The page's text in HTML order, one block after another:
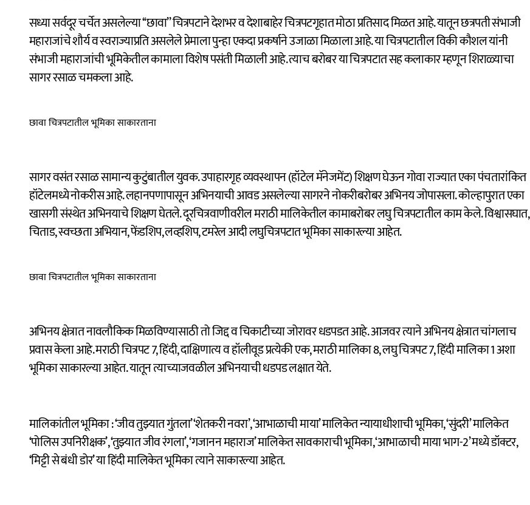
सध्या सर्वदूर चर्चेत असलेल्या ‘‘छावा’’ चित्रपटाने देशभर व देशाबाहेर चित्रपटगृहात मोठा प्रतिसाद मिळत आहे. यातून छत्रपती संभाजी
महाराजांचे शौर्य व स्वराज्याप्रति असलेले प्रेमाला पुन्हा एकदा प्रकर्षाने उजाळा मिळाला आहे. या चित्रपटातील विकी कौशल यांनी
संभाजी महाराजांची भूमिकेतील कामाला विशेष पसंती मिळाली आहे. त्याच बरोबर या चित्रपटात सह कलाकार म्हणून शिराळ्याचा
सागर रसाळ चमकला आहे.
छावा चित्रपटातील भूमिका साकारताना
सागर वसंत रसाळ सामान्य कुटुंबातील युवक. उपाहारगृह व्यवस्थापन (हॉटेल मॅनेजमेंट) शिक्षण घेऊन गोवा राज्यात एका पंचतारांकित
हॉटेलमध्ये नोकरीस आहे. लहानपणापासून अभिनयाची आवड असलेल्या सागरने नोकरीबरोबर अभिनय जोपासला. कोल्हापुरात एका
खासगी संस्थेत अभिनयाचे शिक्षण घेतले. दूरचित्रवाणीवरील मराठी मालिकेतील कामाबरोबर लघु चित्रपटातील काम केले. विश्वासघात,
चिताड, स्वच्छता अभियान, फेंडशिप, लव्हशिप, टमरेल आदी लघुचित्रपटात भूमिका साकारल्या आहेत.
छावा चित्रपटातील भूमिका साकारताना
अभिनय क्षेत्रात नावलौकिक मिळविण्यासाठी तो जिद्द व चिकाटीच्या जोरावर धडपडत आहे. आजवर त्याने अभिनय क्षेत्रात चांगलाच
प्रवास केला आहे. मराठी चित्रपट 7, हिंदी, दाक्षिणात्य व हॉलीवूड प्रत्येकी एक, मराठी मालिका 8, लघु चित्रपट 7, हिंदी मालिका 1 अशा
भूमिका साकारल्या आहेत. यातून त्याच्याजवळील अभिनयाची धडपड लक्षात येते.
मालिकांतील भूमिका : ‘जीव तुझ्यात गुंतला’ ‘शेतकरी नवरा’, ‘आभाळाची माया’ मालिकेत न्यायाधीशाची भूमिका, ‘सुंदरी’ मालिकेत
‘पोलिस उपनिरीक्षक’, ‘तुझ्यात जीव रंगला’, ‘गजानन महाराज’ मालिकेत सावकाराची भूमिका, ‘आभाळाची माया भाग-2’ मध्ये डॉक्टर,
‘मिट्टी से बंधी डोर’ या हिंदी मालिकेत भूमिका त्याने साकारल्या आहेत.